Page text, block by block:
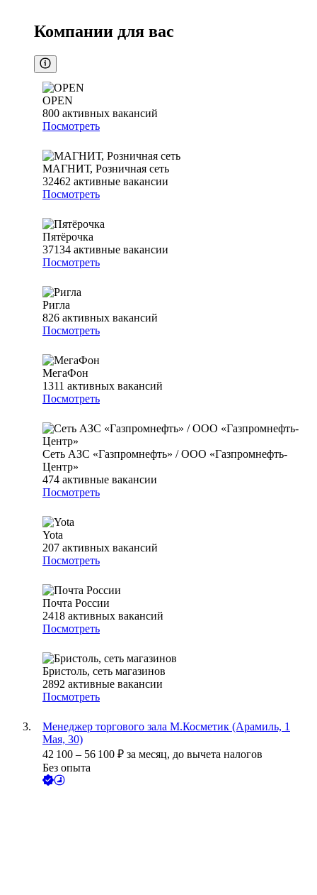
Компании для вас
OPEN
800 активных вакансий
Посмотреть
МАГНИТ, Розничная сеть
32462 активные вакансии
Посмотреть
Пятёрочка
37134 активные вакансии
Посмотреть
Ригла
826 активных вакансий
Посмотреть
МегаФон
1311 активных вакансий
Посмотреть
Сеть АЗС «Газпромнефть» / ООО «Газпромнефть-
Центр»
474 активные вакансии
Посмотреть
Yota
207 активных вакансий
Посмотреть
Почта России
2418 активных вакансий
Посмотреть
Бристоль, сеть магазинов
2892 активные вакансии
Посмотреть
Менеджер торгового зала М.Косметик (Арамиль, 1
Мая, 30)
42 100 – 56 100 ₽ за месяц, до вычета налогов
Без опыта